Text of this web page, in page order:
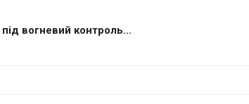
під вогневий контроль...